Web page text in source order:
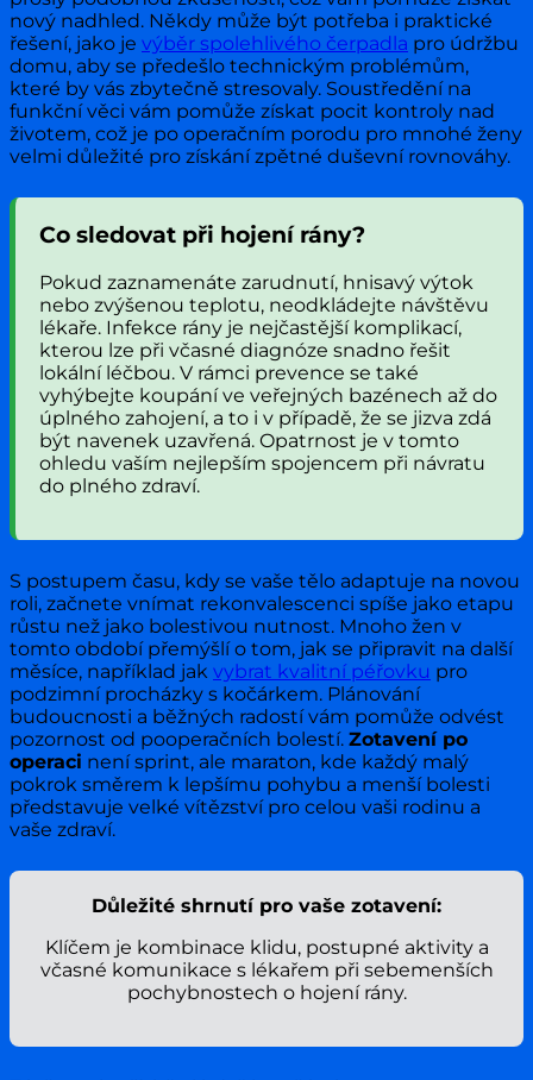
nový nadhled. Někdy může být potřeba i praktické
řešení, jako je výběr spolehlivého čerpadla pro údržbu
domu, aby se předešlo technickým problémům,
které by vás zbytečně stresovaly. Soustředění na
funkční věci vám pomůže získat pocit kontroly nad
životem, což je po operačním porodu pro mnohé ženy
velmi důležité pro získání zpětné duševní rovnováhy.
Co sledovat při hojení rány?
Pokud zaznamenáte zarudnutí, hnisavý výtok
nebo zvýšenou teplotu, neodkládejte návštěvu
lékaře. Infekce rány je nejčastější komplikací,
kterou lze při včasné diagnóze snadno řešit
lokální léčbou. V rámci prevence se také
vyhýbejte koupání ve veřejných bazénech až do
úplného zahojení, a to i v případě, že se jizva zdá
být navenek uzavřená. Opatrnost je v tomto
ohledu vaším nejlepším spojencem při návratu
do plného zdraví.
S postupem času, kdy se vaše tělo adaptuje na novou
roli, začnete vnímat rekonvalescenci spíše jako etapu
růstu než jako bolestivou nutnost. Mnoho žen v
tomto období přemýšlí o tom, jak se připravit na další
měsíce, například jak vybrat kvalitní péřovku pro
podzimní procházky s kočárkem. Plánování
budoucnosti a běžných radostí vám pomůže odvést
pozornost od pooperačních bolestí. Zotavení po
operaci není sprint, ale maraton, kde každý malý
pokrok směrem k lepšímu pohybu a menší bolesti
představuje velké vítězství pro celou vaši rodinu a
vaše zdraví.
Důležité shrnutí pro vaše zotavení:
Klíčem je kombinace klidu, postupné aktivity a
včasné komunikace s lékařem při sebemenších
pochybnostech o hojení rány.